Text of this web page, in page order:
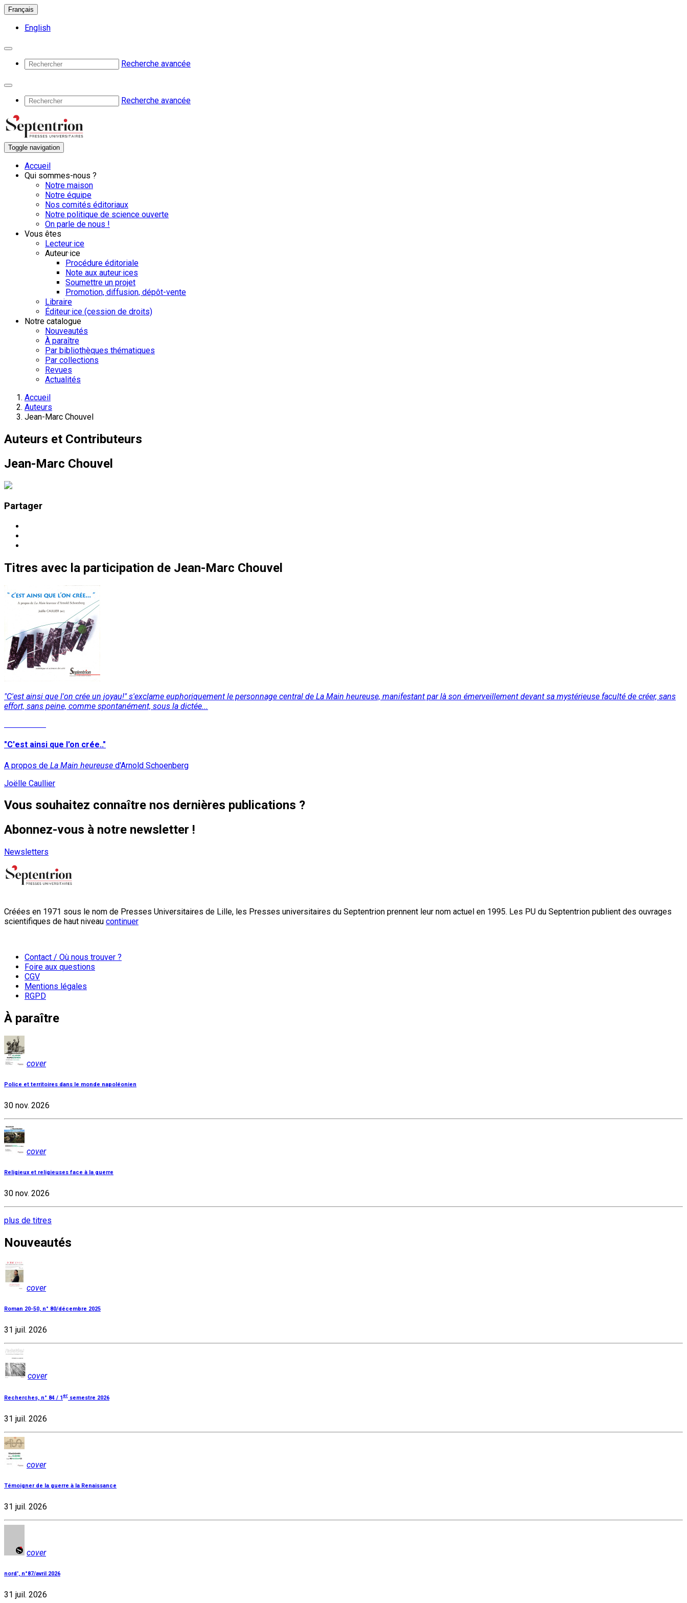
Français
English
Recherche avancée
Recherche avancée
Toggle navigation
Accueil
Qui sommes-nous ?
Notre maison
Notre équipe
Nos comités éditoriaux
Notre politique de science ouverte
On parle de nous !
Vous êtes
Lecteur·ice
Auteur·ice
Procédure éditoriale
Note aux auteur·ices
Soumettre un projet
Promotion, diffusion, dépôt-vente
Libraire
Éditeur·ice (cession de droits)
Notre catalogue
Nouveautés
À paraître
Par bibliothèques thématiques
Par collections
Revues
Actualités
Accueil
Auteurs
Jean-Marc Chouvel
Auteurs et Contributeurs
Jean-Marc Chouvel
Partager
Titres avec la participation de Jean-Marc Chouvel
"C'est ainsi que l'on crée un joyau!" s'exclame euphoriquement le personnage central de La Main heureuse, manifestant par là son émerveillement devant sa mystérieuse faculté de créer, sans
effort, sans peine, comme spontanément, sous la dictée...
"C'est ainsi que l'on crée.."
A propos de La Main heureuse d'Arnold Schoenberg
Joëlle Caullier
Vous souhaitez connaître nos dernières publications ?
Abonnez-vous à notre newsletter !
Newsletters
Créées en 1971 sous le nom de Presses Universitaires de Lille, les Presses universitaires du Septentrion prennent leur nom actuel en 1995. Les PU du Septentrion publient des ouvrages
scientifiques de haut niveau continuer
Contact / Où nous trouver ?
Foire aux questions
CGV
Mentions légales
RGPD
À paraître
cover
Police et territoires dans le monde napoléonien
30 nov. 2026
cover
Religieux et religieuses face à la guerre
30 nov. 2026
plus de titres
Nouveautés
cover
Roman 20-50, n° 80/décembre 2025
31 juil. 2026
cover
Recherches, n° 84 / 1 er semestre 2026
31 juil. 2026
cover
Témoigner de la guerre à la Renaissance
31 juil. 2026
cover
nord', n°87/avril 2026
31 juil. 2026